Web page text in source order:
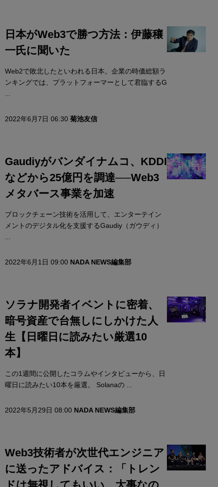
日本がWeb3で勝つ方法：伊藤穰
一氏に聞いた
Web2で敗北したといわれる日本。企業の時価総額ラ
ンキングでは、プラットフォーマーとして君臨するG
2022年6月7日 06:30 菊池友信
Gaudiyがバンダイナムコ、KDDI
などから25億円を調達──Web3
メタバース事業を加速
ブロックチェーン技術を活用して、エンターテイン
メントのデジタル化を支援するGaudiy（ガウディ）
2022年6月1日 09:00 NADA NEWS編集部
ソラナ開発者イベントに密着、
暗号資産で台無しにしかけた人
生【日曜日に読みたい厳選10
本】
この1週間に公開したコラムやインタビューから、日
曜日に読みたい10本を厳選。 Solanaの ...
2022年5月29日 08:00 NADA NEWS編集部
Web3技術者が次世代エンジニア
に送ったアドバイス：「トレン